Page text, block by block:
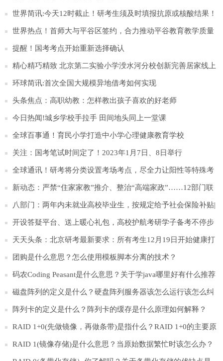
世界简讯:今天12时截止！研考生须及时填报抗原或核酸结果！
世界热点！首师大与平谷区签约，合力推动平谷教育教学质量
整体提升
提醒！国考考点开始重新选择确认
精心精巧精致 北京第二实验小学涭水河分校创新完善居家线上
学习-天天快讯
环球简讯:首次全国大规模异地借考如何实现
头条焦点：高职幼教：怎样教出孩子喜欢的好老师
今日热闻!城乡学校手拉手 田间地头同上一堂课
全球百事通！育民小学打造中小学心理健康教育学校
关注：国考笔试时间定了！2023年1月7日、8日举行
全球通讯！研考将分类设置考场考点，尽全力让阳性等特殊考
生应考尽考
新动态：严禁“住家家教”推介、整治“高端家政”……12部门联
合发文！
八部门：两年内未就业高校毕业生，按规定给予社会保险补贴|
天天新要闻
开设答疑平台、送上暖心礼包，高校护航考研学子备考不停步
天天头条：北京研考最新要求：所有考生12月19日开始健康打
卡
团购是什么意思？怎么使用模板脚本分离的技术？
码农Coding Peasant是什么意思？关于学java哪里好有什么推荐
吗？
磁盘阵列的定义是什么？硬盘阵列服务器该怎么运行该怎么纠
正开发？
阵列卡的定义是什么？阵列卡的缓存是什么原理如何解释？
RAID 1+0(先做镜像，再做条带)是指什么？RAID 1+0的主要原
理和优缺点是什么？
RAID 1(镜像存储)是什么意思？当原始数据繁忙时该怎么办？